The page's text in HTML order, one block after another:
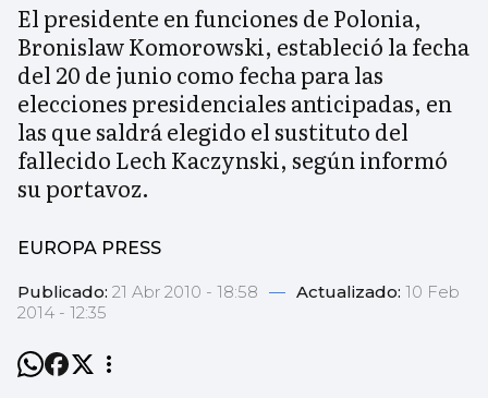
El presidente en funciones de Polonia,
Bronislaw Komorowski, estableció la fecha
del 20 de junio como fecha para las
elecciones presidenciales anticipadas, en
las que saldrá elegido el sustituto del
fallecido Lech Kaczynski, según informó
su portavoz.
EUROPA PRESS
Publicado: 21 Abr 2010 - 18:58 — Actualizado: 10 Feb
2014 - 12:35